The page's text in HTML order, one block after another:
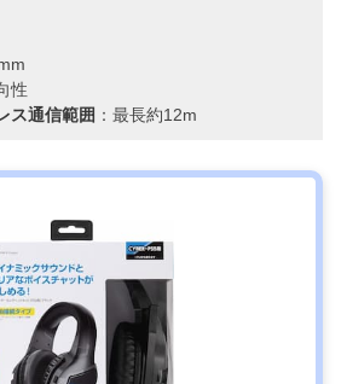
性
ス通信範囲 ：最長約12m